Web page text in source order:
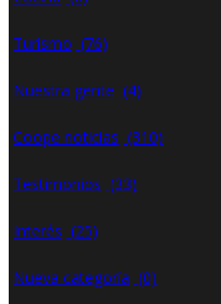
Turismo (76)
Nuestra gente (4)
Coope noticias (310)
Testimonios (33)
Interés (25)
Nueva categoría (0)